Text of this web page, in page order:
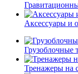
Аксессуары и
Грузоблочные
Тренажеры на